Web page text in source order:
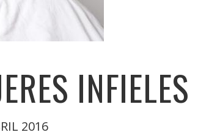
INFIELES
2016